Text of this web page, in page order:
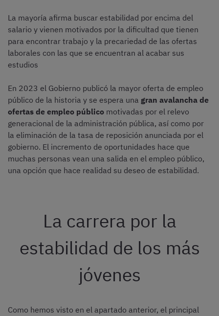
La mayoría afirma buscar estabilidad por encima del
salario y vienen motivados por la dificultad que tienen
para encontrar trabajo y la precariedad de las ofertas
laborales con las que se encuentran al acabar sus
estudios
En 2023 el Gobierno publicó la mayor oferta de empleo
público de la historia y se espera una gran avalancha de
ofertas de empleo público motivadas por el relevo
generacional de la administración pública, así como por
la eliminación de la tasa de reposición anunciada por el
gobierno. El incremento de oportunidades hace que
muchas personas vean una salida en el empleo público,
una opción que hace realidad su deseo de estabilidad.
La carrera por la
estabilidad de los más
jóvenes
Como hemos visto en el apartado anterior, el principal